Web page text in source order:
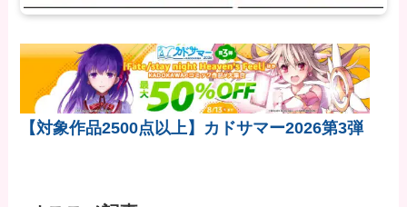
【対象作品2500点以上】カドサマー2026第3弾